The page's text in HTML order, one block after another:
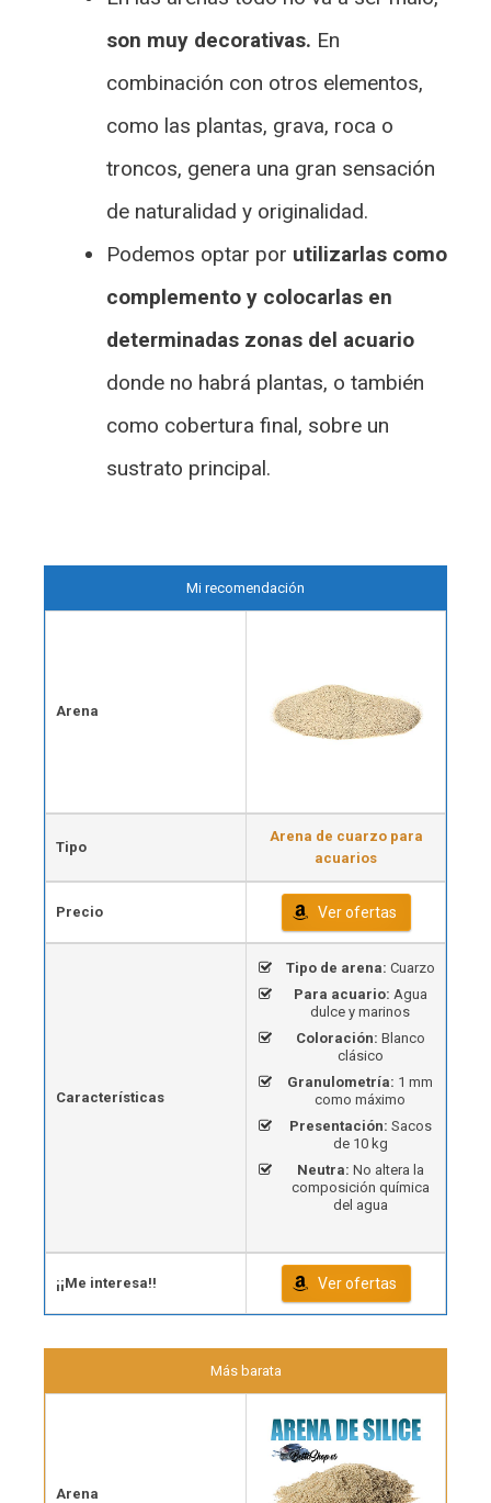
son muy decorativas. En
combinación con otros elementos,
como las plantas, grava, roca o
troncos, genera una gran sensación
de naturalidad y originalidad.
Podemos optar por utilizarlas como
complemento y colocarlas en
determinadas zonas del acuario
donde no habrá plantas, o también
como cobertura final, sobre un
sustrato principal.
Mi recomendación
Arena
Tipo
Arena de cuarzo para
acuarios
Precio Ver ofertas
Características
Tipo de arena: Cuarzo
Para acuario: Agua
dulce y marinos
Coloración: Blanco
clásico
Granulometría: 1 mm
como máximo
Presentación: Sacos
de 10 kg
Neutra: No altera la
composición química
del agua
¡¡Me interesa!! Ver ofertas
Más barata
Arena